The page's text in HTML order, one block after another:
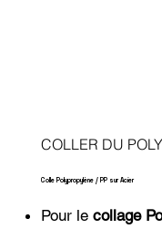
COLLER DU
Colle Polypropylène / PP sur Acier
Pour le collage